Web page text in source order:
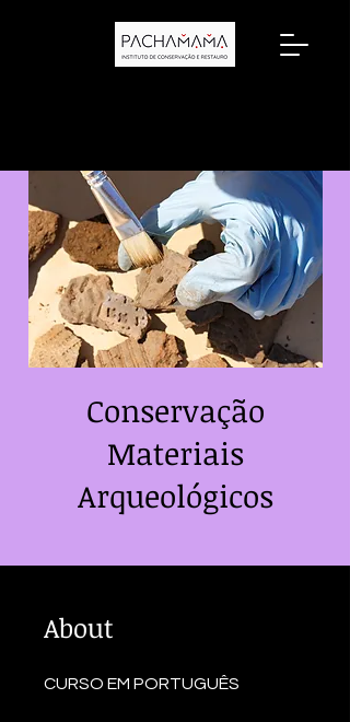
Conservação
Materiais
Arqueológicos
About
CURSO EM PORTUGUÊS